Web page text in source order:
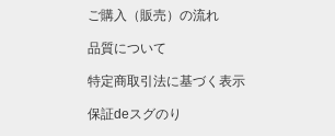
ご購入（販売）の流れ
品質について
特定商取引法に基づく表示
保証deスグのり